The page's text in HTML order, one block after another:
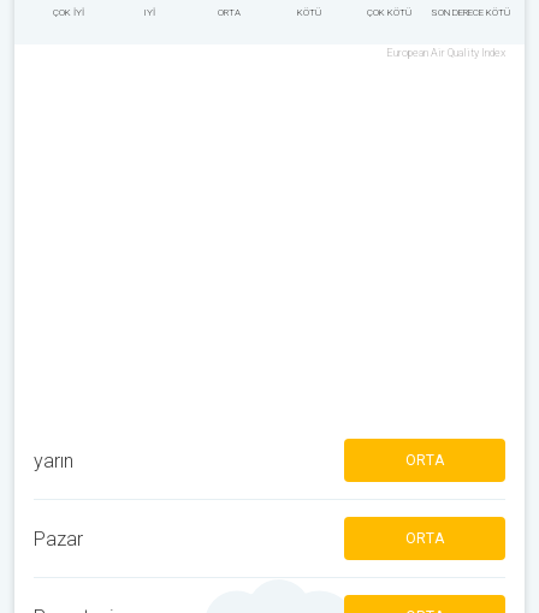
ÇOK IYI IYI ORTA KÖTÜ ÇOK KÖTÜ SON DERECE KÖTÜ
European Air Quality Index
yarın ORTA
Pazar ORTA